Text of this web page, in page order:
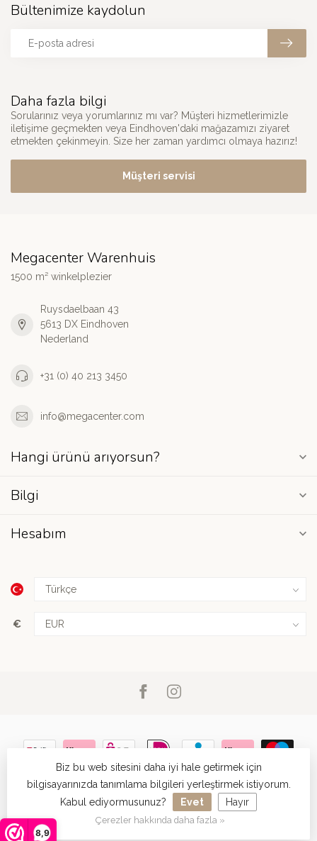
8,9
Daha fazla bilgi
Sorularınız veya yorumlarınız mı var? Müşteri hizmetlerimizle
iletişime geçmekten veya Eindhoven'daki mağazamızı ziyaret
etmekten çekinmeyin. Size her zaman yardımcı olmaya hazırız!
Müşteri servisi
Bültenimize kaydolun
Megacenter Warenhuis
1500 m² winkelplezier
Ruysdaelbaan 43
5613 DX Eindhoven
Nederland
+31 (0) 40 213 3450
info@megacenter.com
Hangi ürünü arıyorsun?
Bilgi
Hesabım
€
© Copyright 2026 Megacenter Warenhuis- Powered by
- Theme byDyvelopment
Biz bu web sitesini daha iyi hale getirmek için
bilgisayarınızda tanımlama bilgileri yerleştirmek istiyorum.
Kabul ediyormusunuz?
Evet Hayır
Çerezler hakkında daha fazla »